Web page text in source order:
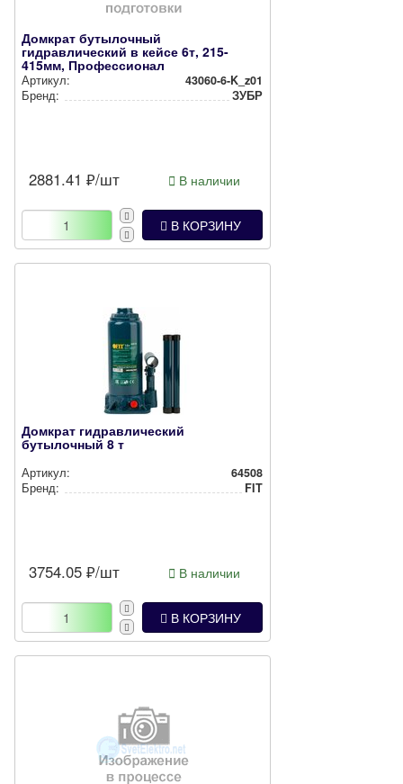
Домкрат бутылочный
гидравлический в кейсе 6т, 215-
415мм, Профессионал
Артикул:
43060-6-K_z01
Бренд:
ЗУБР
2881.41 ₽/шт В наличии
В КОРЗИНУ
Домкрат гидравлический
бутылочный 8 т
Артикул:
64508
Бренд:
FIT
3754.05 ₽/шт В наличии
В КОРЗИНУ